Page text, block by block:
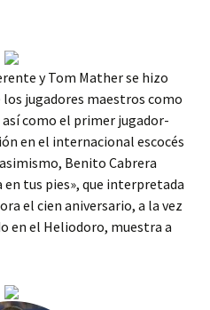
y Tom Mather se hizo
jugadores maestros como
así como el primer jugador-
en el internacional escocés
Benito Cabrera
tus pies», que interpretada
el cien aniversario, a la vez
en el Heliodoro, muestra a